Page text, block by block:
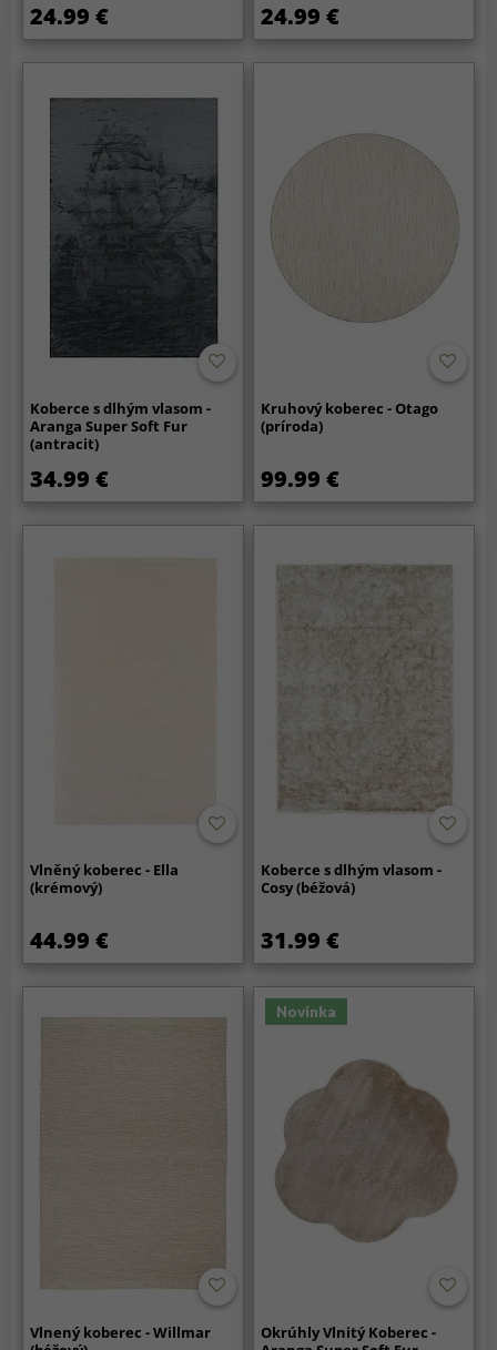
24.99 € 24.99 €
Koberce s dlhým vlasom -
Aranga Super Soft Fur
(antracit)
34.99 €
Kruhový koberec - Otago
(príroda)
99.99 €
Vlněný koberec - Ella
(krémový)
44.99 €
Koberce s dlhým vlasom -
Cosy (béžová)
31.99 €
Vlnený koberec - Willmar
Novinka
Okrúhly Vlnitý Koberec -